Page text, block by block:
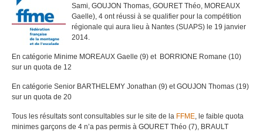
Sami, GOUJON Thomas, GOURET Théo, MOREAUX
Gaelle), 4 ont réussi à se qualifier pour la compétition
régionale qui aura lieu à Nantes (SUAPS) le 19 janvier
2014.
En catégorie Minime MOREAUX Gaelle (9) et BORRIONE Romane (10)
sur un quota de 12
En catégorie Senior BARTHELEMY Jonathan (9) et GOUJON Thomas (19)
sur un quota de 20
Tous les résultats sont consultables sur le site de la FFME, le faible quota
minimes garçons de 4 n’a pas permis à GOURET Théo (7), BRAULT